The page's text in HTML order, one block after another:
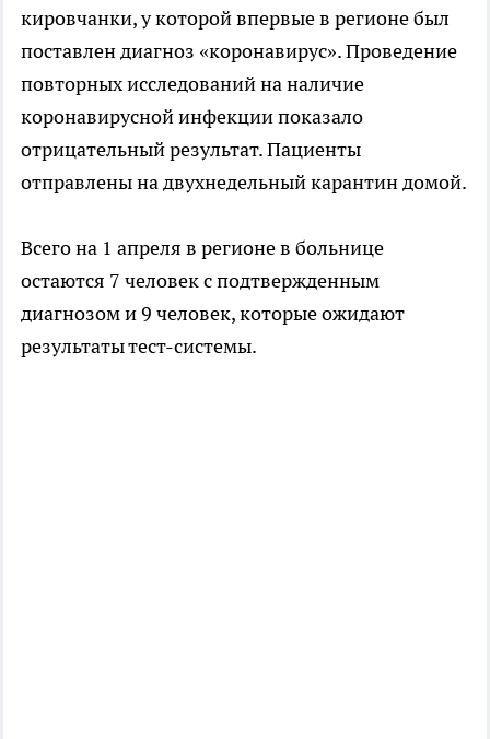
кировчанки, у которой впервые в регионе был
поставлен диагноз «коронавирус». Проведение
повторных исследований на наличие
коронавирусной инфекции показало
отрицательный результат. Пациенты
отправлены на двухнедельный карантин домой.
Всего на 1 апреля в регионе в больнице
остаются 7 человек с подтвержденным
диагнозом и 9 человек, которые ожидают
результаты тест-системы.